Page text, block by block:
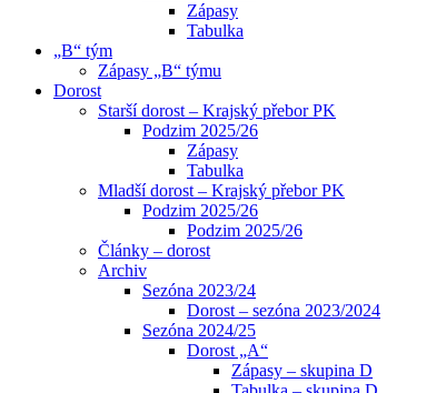
Zápasy
Tabulka
„B“ tým
Zápasy „B“ týmu
Dorost
Starší dorost – Krajský přebor PK
Podzim 2025/26
Zápasy
Tabulka
Mladší dorost – Krajský přebor PK
Podzim 2025/26
Podzim 2025/26
Články – dorost
Archiv
Sezóna 2023/24
Dorost – sezóna 2023/2024
Sezóna 2024/25
Dorost „A“
Zápasy – skupina D